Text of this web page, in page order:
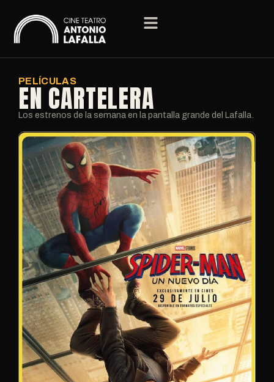
PELÍCULAS
EN CARTELERA
Los estrenos de la semana en la pantalla grande del Lafalla.